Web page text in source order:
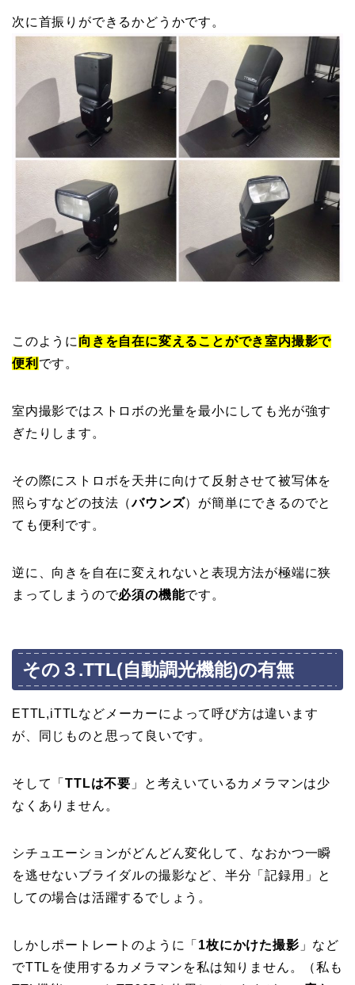
次に首振りができるかどうかです。
このように 向きを自在に変えることができ室内撮影で
便利 です。
室内撮影ではストロボの光量を最小にしても光が強す
ぎたりします。
その際にストロボを天井に向けて反射させて被写体を
照らすなどの技法（バウンズ）が簡単にできるのでと
ても便利です。
逆に、向きを自在に変えれないと表現方法が極端に狭
まってしまうので必須の機能です。
その３.TTL(自動調光機能)の有無
ETTL,iTTLなどメーカーによって呼び方は違います
が、同じものと思って良いです。
そして「TTLは不要 」と考えいているカメラマンは少
なくありません。
シチュエーションがどんどん変化して、なおかつ一瞬
を逃せないブライダルの撮影など、半分「記録用」と
しての場合は活躍するでしょう。
しかしポートレートのように「 1枚にかけた撮影 」など
でTTLを使用するカメラマンを私は知りません。（私も